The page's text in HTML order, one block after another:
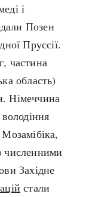
і
Позен
Пруссії.
частина
область)
Німеччина
численними
Західне
стали